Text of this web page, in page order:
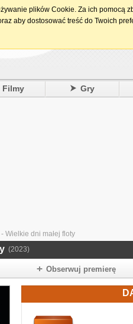
Filmy Gry
Wielkie dni małej floty
(2023)
Obserwuj premierę
plików Cookie. Za ich pomocą
aby dostosować treść do Twoich